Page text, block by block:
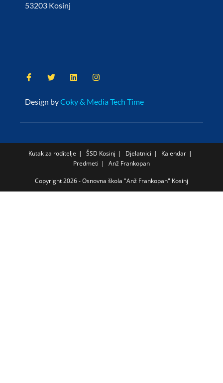
53203 Kosinj
Design byCoky & Media Tech Time
Kutak za roditelje ŠSD Kosinj Djelatnici
Kalendar
Predmeti
Anž Frankopan
Copyright 2026 - Osnovna škola "Anž Frankopan" Kosinj